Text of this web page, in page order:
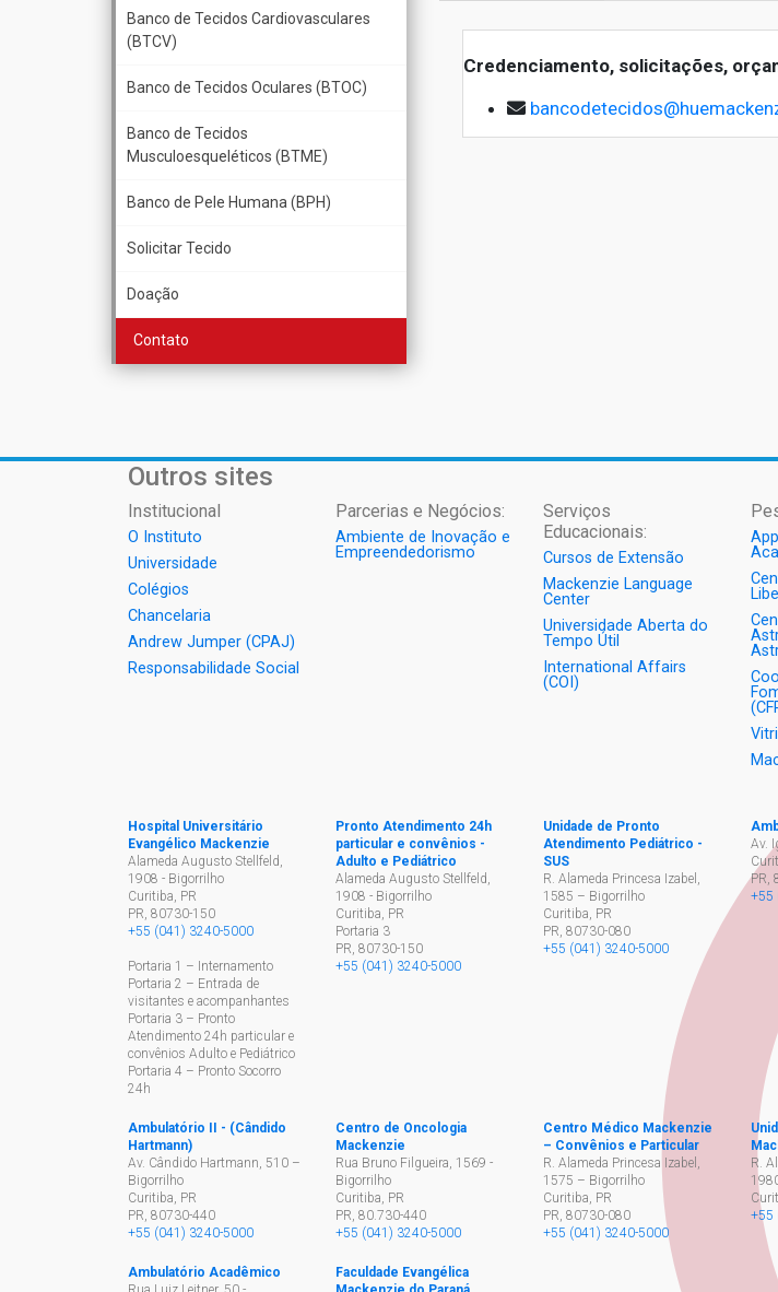
Banco de Tecidos Cardiovasculares
(BTCV)
Banco de Tecidos Oculares (BTOC)
Banco de Tecidos
Musculoesqueléticos (BTME)
Banco de Pele Humana (BPH)
Solicitar Tecido
Doação
Contato
Credenciamento, solicitações,
Outros sites
Institucional
O Instituto
Universidade
Colégios
Chancelaria
Andrew Jumper (CPAJ)
Responsabilidade Social
Parcerias e Negócios:
Ambiente de Inovação e
Empreendedorismo
Serviços
Educacionais:
Cursos de Extensão
Mackenzie Language
Center
Universidade Aberta do
Tempo Útil
International Affairs
(COI)
Hospital Universitário
Evangélico Mackenzie
Alameda Augusto Stellfeld,
1908 - Bigorrilho
Curitiba, PR
PR, 80730-150
+55 (041) 3240-5000
Portaria 1 – Internamento
Portaria 2 – Entrada de
visitantes e acompanhantes
Portaria 3 – Pronto
Atendimento 24h particular e
convênios Adulto e Pediátrico
Portaria 4 – Pronto Socorro
24h
Pronto Atendimento 24h
particular e convênios -
Adulto e Pediátrico
Alameda Augusto Stellfeld,
1908 - Bigorrilho
Curitiba, PR
Portaria 3
PR, 80730-150
+55 (041) 3240-5000
Unidade de Pronto
Atendimento Pediátrico -
SUS
R. Alameda Princesa Izabel,
1585 – Bigorrilho
Curitiba, PR
PR, 80730-080
+55 (041) 3240-5000
Av.
PR,
+55
Ambulatório II - (Cândido
Hartmann)
Av. Cândido Hartmann, 510 –
Bigorrilho
Curitiba, PR
PR, 80730-440
+55 (041) 3240-5000
Centro de Oncologia
Mackenzie
Rua Bruno Filgueira, 1569 -
Bigorrilho
Curitiba, PR
PR, 80.730-440
+55 (041) 3240-5000
Centro Médico Mackenzie
– Convênios e Particular
R. Alameda Princesa Izabel,
1575 – Bigorrilho
Curitiba, PR
PR, 80730-080
+55 (041) 3240-5000
R.
+55
Ambulatório Acadêmico
Faculdade Evangélica